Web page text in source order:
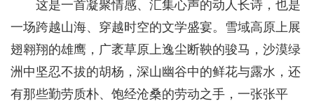
这是一首凝聚情感、汇集心声的动人长诗，也是
一场跨越山海、穿越时空的文学盛宴。雪域高原上展
翅翱翔的雄鹰，广袤草原上逸尘断鞅的骏马，沙漠绿
洲中坚忍不拔的胡杨，深山幽谷中的鲜花与露水，还
有那些勤劳质朴、饱经沧桑的劳动之手，一张张平